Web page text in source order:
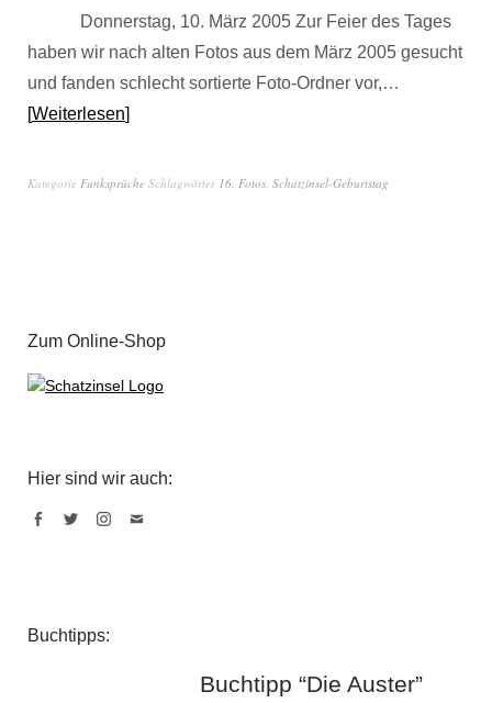
Donnerstag, 10. März 2005 Zur Feier des Tages
haben wir nach alten Fotos aus dem März 2005 gesucht
und fanden schlecht sortierte Foto-Ordner vor,…
Weiterlesen
Kategorie Funksprüche Schlagwörter 16, Fotos, Schatzinsel-Geburtstag
Zum Online-Shop
Hier sind wir auch:
Buchtipps:
Buchtipp “Die Auster”